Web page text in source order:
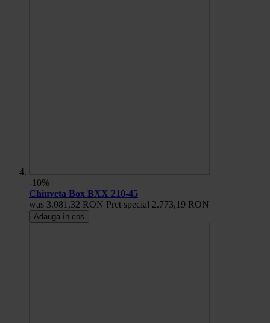
-10%
Chiuveta Box BXX 210-45
was 3.081,32 RON Pret special 2.773,19 RON
Adauga în cos